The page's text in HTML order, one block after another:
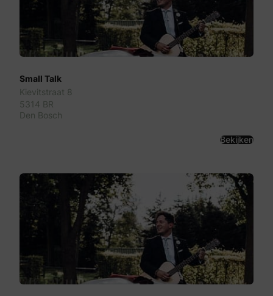
Small Talk
Kievitstraat 8
5314 BR
Den Bosch
Bekijken